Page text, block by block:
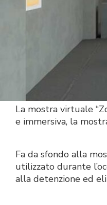
La mostra virtuale
e immersiva, la
Fa da sfondo alla
utilizzato durante
alla detenzione ed